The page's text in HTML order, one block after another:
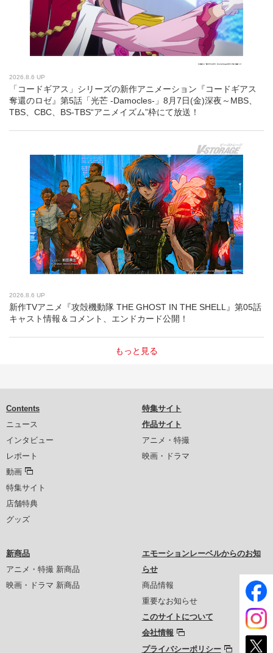
2026.8.6 UP
「コードギアス」シリーズの新作アニメーション『コードギアス
奪還のロゼ』第5話「光芒 -Damocles-」8月7日(金)深夜～MBS、
TBS、CBC、BS-TBS“アニメイズム”枠にて放送！
2026.8.6 UP
新作TVアニメ『攻殻機動隊 THE GHOST IN THE SHELL』第05話
キャスト情報＆コメント、エンドカード公開！
もっと見る
Contents
ニュース
インタビュー
レポート
動画
特集サイト
店舗特典
グッズ
特集サイト
作品サイト
アニメ・特撮
映画・ドラマ
新商品
アニメ・特撮 新商品
映画・ドラマ 新商品
エモーションレーベルからのお知
らせ
商品情報
重要なお知らせ
このサイトについて
会社情報
プライバシーポリシー